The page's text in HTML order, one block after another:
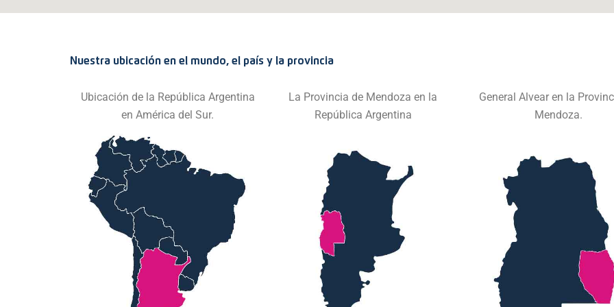
Nuestra ubicación en el mundo, el país y la provincia
Ubicación de la República Argentina
en América del Sur.
La Provincia de Mendoza en la
República Argentina
General Alvear en la
Mendoza.